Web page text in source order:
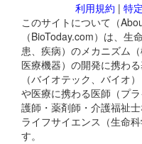
利用規約 | 特
このサイトについて（
（BioToday.com）は、
患、疾病）のメカニズム
医療機器）の開発に携わ
（バイオテック、バイオ
や医療に携わる医師（プ
護師・薬剤師・介護福祉
ライフサイエンス（生命
す。